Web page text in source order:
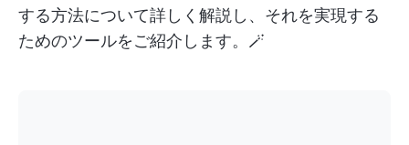
する方法について詳しく解説し、それを実現する
ためのツールをご紹介します。🪄